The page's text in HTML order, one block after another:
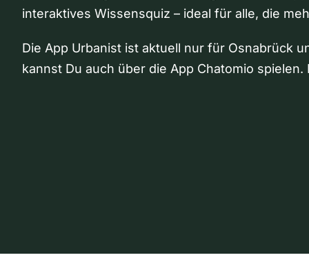
interaktives Wissensquiz – ideal für alle, die
Die App Urbanist ist aktuell nur für Osnabrück
kannst Du auch über die App Chatomio